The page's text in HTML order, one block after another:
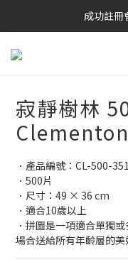
成功註冊
寂靜樹林
．產品編號：CL-500-
．500片
．尺寸：49 × 36 cm
．適合10歲以上
．拼圖是一項適合單獨
場合送給所有年齡層的